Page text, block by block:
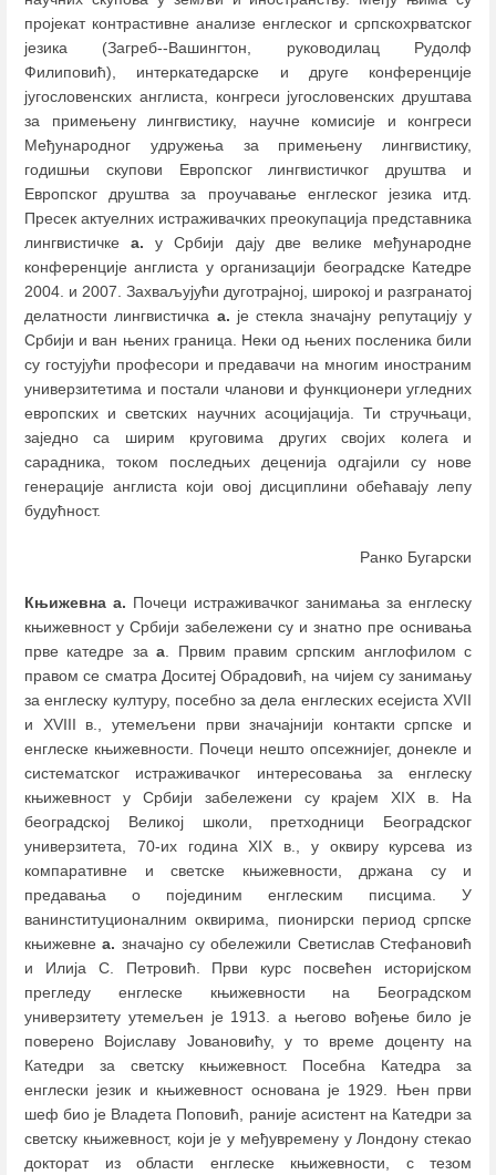
пројекат контрастивне анализе енглеског и српскохрватског
језика (Загреб--Вашингтон, руководилац Рудолф
Филиповић), интеркатедарске и друге конференције
југословенских англиста, конгреси југословенских друштава
за примењену лингвистику, научне комисије и конгреси
Међународног удружења за примењену лингвистику,
годишњи скупови Европског лингвистичког друштва и
Европског друштва за проучавање енглеског језика итд.
Пресек актуелних истраживачких преокупација представника
лингвистичкеа. у Србији дају две велике међународне
конференције англиста у организацији београдске Катедре
2004. и 2007. Захваљујући дуготрајној, широкој и разгранатој
делатности лингвистичка а. је стекла значајну репутацију у
Србији и ван њених граница. Неки од њених посленика били
су гостујући професори и предавачи на многим иностраним
универзитетима и постали чланови и функционери угледних
европских и светских научних асоцијација. Ти стручњаци,
заједно са ширим круговима других својих колега и
сарадника, током последњих деценија одгајили су нове
генерације англиста који овој дисциплини обећавају лепу
будућност.
Ранко Бугарски
Књижевна а. Почеци истраживачког занимања за енглеску
књижевност у Србији забележени су и знатно пре оснивања
прве катедре заа . Првим правим српским англофилом с
правом се сматра Доситеј Обрадовић, на чијем су занимању
за енглеску културу, посебно за дела енглеских есејиста XVII
и XVIII в., утемељени први значајнији контакти српске и
енглеске књижевности. Почеци нешто опсежнијег, донекле и
систематског истраживачког интересовања за енглеску
књижевност у Србији забележени су крајем XIX в. На
београдској Великој школи, претходници Београдског
универзитета, 70-их година XIX в., у оквиру курсева из
компаративне и светске књижевности, држана су и
предавања о појединим енглеским писцима. У
ванинституционалним оквирима, пионирски период српске
књижевнеа. значајно су обележили Светислав Стефановић
и Илија С. Петровић. Први курс посвећен историјском
прегледу енглеске књижевности на Београдском
универзитету утемељен је 1913. а његово вођење било је
поверено Војиславу Јовановићу, у то време доценту на
Катедри за светску књижевност. Посебна Катедра за
енглески језик и књижевност основана је 1929. Њен први
шеф био је Владета Поповић, раније асистент на Катедри за
светску књижевност, који је у међувремену у Лондону стекао
докторат из области енглеске књижевности, с тезом